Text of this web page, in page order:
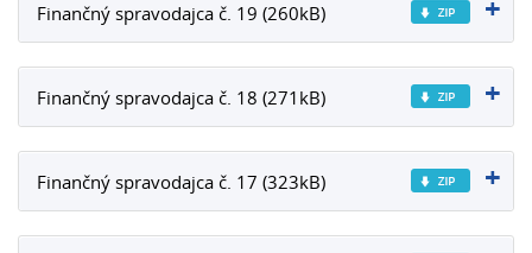
Finančný spravodajca č. 19 (260kB)
Finančný spravodajca č. 18 (271kB)
Finančný spravodajca č. 17 (323kB)